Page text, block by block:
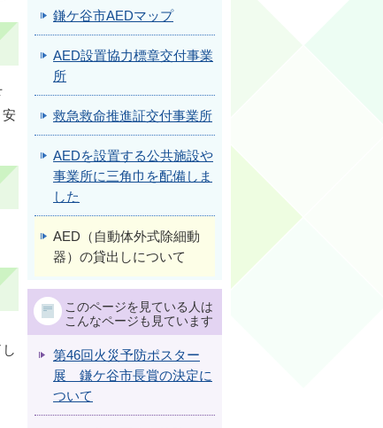
鎌ケ谷市AEDマップ
AED設置協力標章交付事業
所
救急救命推進証交付事業所
AEDを設置する公共施設や
事業所に三角巾を配備しま
した
AED（自動体外式除細動
器）の貸出しについて
このページを見ている人は
こんなページも見ています
第46回火災予防ポスター
展 鎌ケ谷市長賞の決定に
ついて